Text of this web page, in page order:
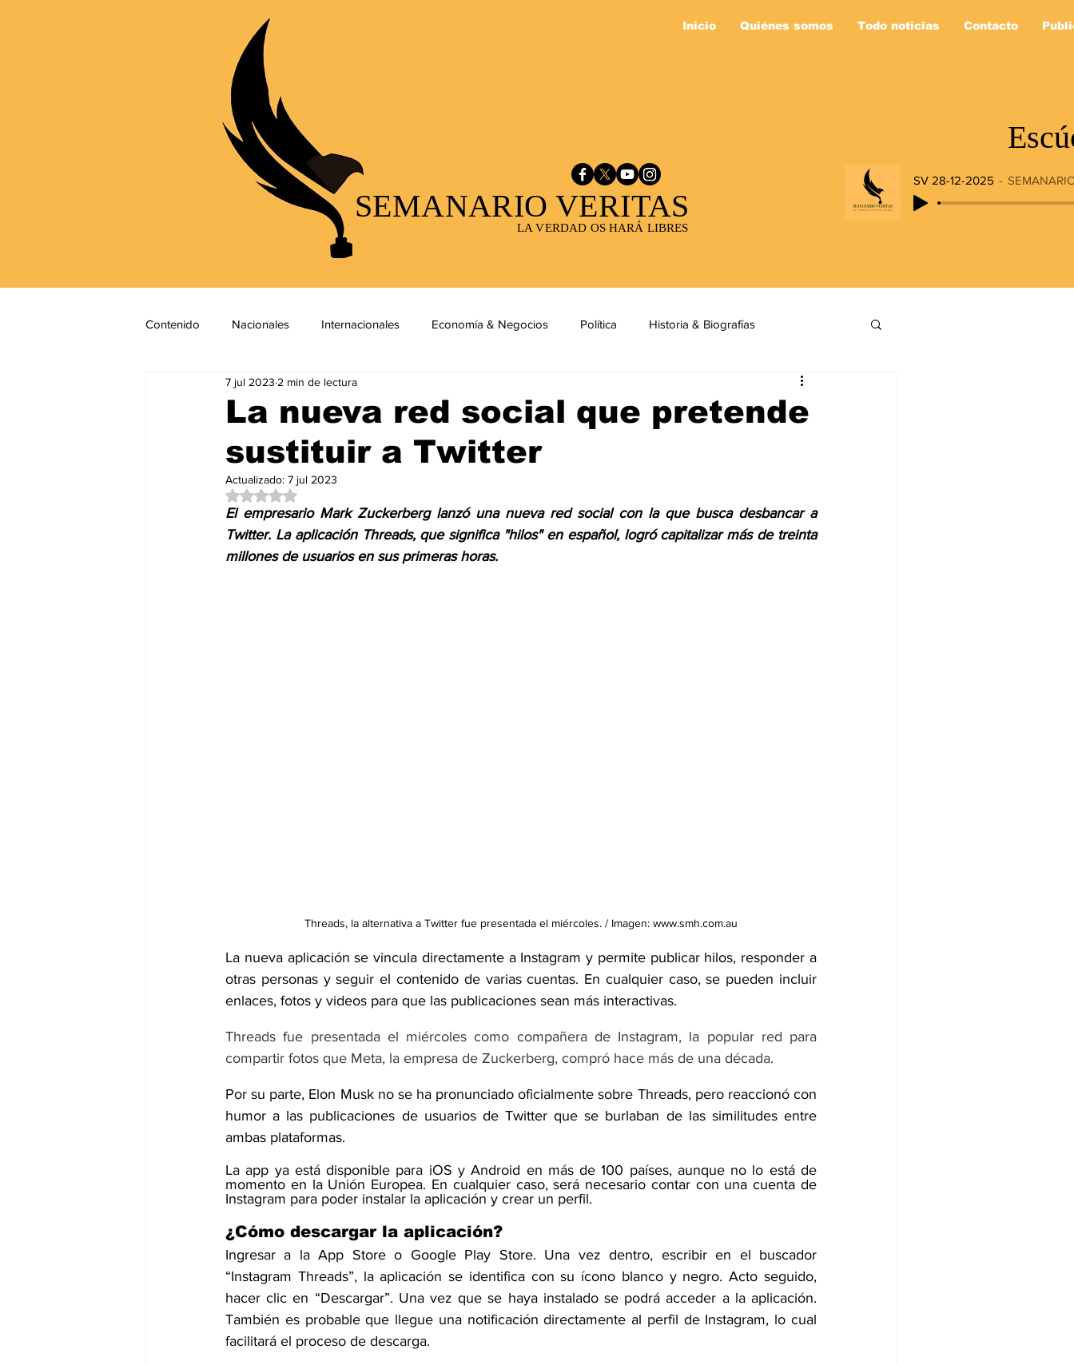
Inicio Quiénes somos Todo noticias Contacto
LA VERDAD OS HARÁ LIBRES
SEMANARIO VERITAS
SV 28-12-2025
Contenido Nacionales Internacionales Economía & Negocios Política Historia & Biografías
Salud & Bienestar Editorial
Mundo Gastronómico Mundo Animal Arte & Cultura Deportes
La nueva red social que pretende
sustituir a Twitter
7 jul 2023 2 min de lectura
Actualizado: 7 jul 2023
Obtuvo NaN de 5 estrellas.
El empresario Mark Zuckerberg lanzó una nueva red social con la que busca desbancar a
Twitter. La aplicación Threads, que significa "hilos" en español, logró capitalizar más de treinta
millones de usuarios en sus primeras horas.
Threads, la alternativa a Twitter fue presentada el miércoles. / Imagen: www.smh.com.au
La nueva aplicación se vincula directamente a Instagram y permite publicar hilos, responder a
otras personas y seguir el contenido de varias cuentas. En cualquier caso, se pueden incluir
enlaces, fotos y videos para que las publicaciones sean más interactivas.
Threads fue presentada el miércoles como compañera de Instagram, la popular red para
compartir fotos que Meta, la empresa de Zuckerberg, compró hace más de una década.
Por su parte, Elon Musk no se ha pronunciado oficialmente sobre Threads, pero reaccionó con
humor a las publicaciones de usuarios de Twitter que se burlaban de las similitudes entre
ambas plataformas.
La app ya está disponible para iOS y Android en más de 100 países, aunque no lo está de
momento en la Unión Europea. En cualquier caso, será necesario contar con una cuenta de
Instagram para poder instalar la aplicación y crear un perfil.
¿Cómo descargar la aplicación?
Ingresar a la App Store o Google Play Store. Una vez dentro, escribir en el buscador
“Instagram Threads”, la aplicación se identifica con su ícono blanco y negro. Acto seguido,
hacer clic en “Descargar”. Una vez que se haya instalado se podrá acceder a la aplicación.
También es probable que llegue una notificación directamente al perfil de Instagram, lo cual
facilitará el proceso de descarga.